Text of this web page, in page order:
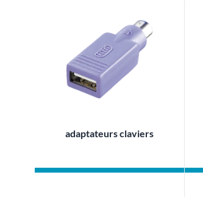
adaptateurs claviers